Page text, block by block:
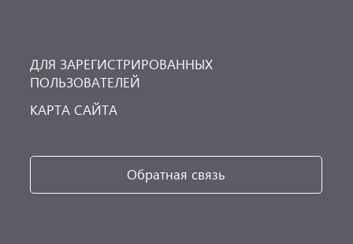
ДЛЯ ЗАРЕГИСТРИРОВАННЫХ
ПОЛЬЗОВАТЕЛЕЙ
КАРТА САЙТА
Обратная связь